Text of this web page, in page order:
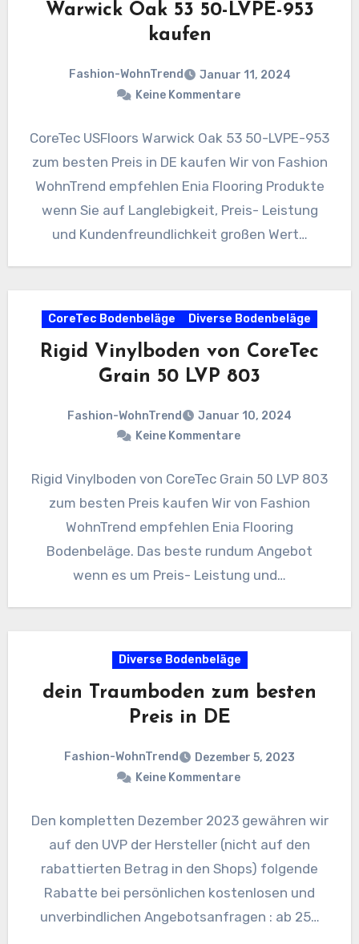
Warwick Oak 53 50-LVPE-953
kaufen
Fashion-WohnTrend
Januar 11, 2024
Keine Kommentare
CoreTec USFloors Warwick Oak 53 50-LVPE-953
zum besten Preis in DE kaufen Wir von Fashion
WohnTrend empfehlen Enia Flooring Produkte
wenn Sie auf Langlebigkeit, Preis- Leistung
und Kundenfreundlichkeit großen Wert…
CoreTec Bodenbeläge Diverse Bodenbeläge
Rigid Vinylboden von CoreTec
Grain 50 LVP 803
Fashion-WohnTrend
Januar 10, 2024
Keine Kommentare
Rigid Vinylboden von CoreTec Grain 50 LVP 803
zum besten Preis kaufen Wir von Fashion
WohnTrend empfehlen Enia Flooring
Bodenbeläge. Das beste rundum Angebot
wenn es um Preis- Leistung und…
Diverse Bodenbeläge
dein Traumboden zum besten
Preis in DE
Fashion-WohnTrend
Dezember 5, 2023
Keine Kommentare
Den kompletten Dezember 2023 gewähren wir
auf den UVP der Hersteller (nicht auf den
rabattierten Betrag in den Shops) folgende
Rabatte bei persönlichen kostenlosen und
unverbindlichen Angebotsanfragen : ab 25…